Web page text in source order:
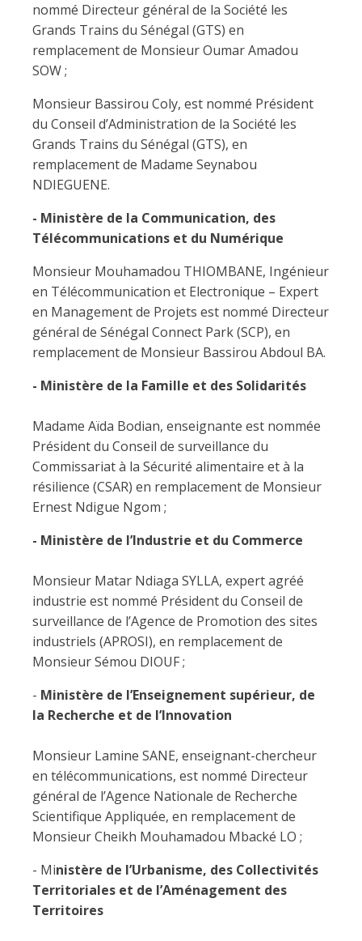
nommé Directeur général de la Société les
Grands Trains du Sénégal (GTS) en
remplacement de Monsieur Oumar Amadou
SOW ;
Monsieur Bassirou Coly, est nommé Président
du Conseil d’Administration de la Société les
Grands Trains du Sénégal (GTS), en
remplacement de Madame Seynabou
NDIEGUENE.
- Ministère de la Communication, des
Télécommunications et du Numérique
Monsieur Mouhamadou THIOMBANE, Ingénieur
en Télécommunication et Electronique – Expert
en Management de Projets est nommé Directeur
général de Sénégal Connect Park (SCP), en
remplacement de Monsieur Bassirou Abdoul BA.
- Ministère de la Famille et des Solidarités
Madame Aïda Bodian, enseignante est nommée
Président du Conseil de surveillance du
Commissariat à la Sécurité alimentaire et à la
résilience (CSAR) en remplacement de Monsieur
Ernest Ndigue Ngom ;
- Ministère de l’Industrie et du Commerce
Monsieur Matar Ndiaga SYLLA, expert agréé
industrie est nommé Président du Conseil de
surveillance de l’Agence de Promotion des sites
industriels (APROSI), en remplacement de
Monsieur Sémou DIOUF ;
- Ministère de l’Enseignement supérieur, de
la Recherche et de l’Innovation
Monsieur Lamine SANE, enseignant-chercheur
en télécommunications, est nommé Directeur
général de l’Agence Nationale de Recherche
Scientifique Appliquée, en remplacement de
Monsieur Cheikh Mouhamadou Mbacké LO ;
- Ministère de l’Urbanisme, des Collectivités
Territoriales et de l’Aménagement des
Territoires